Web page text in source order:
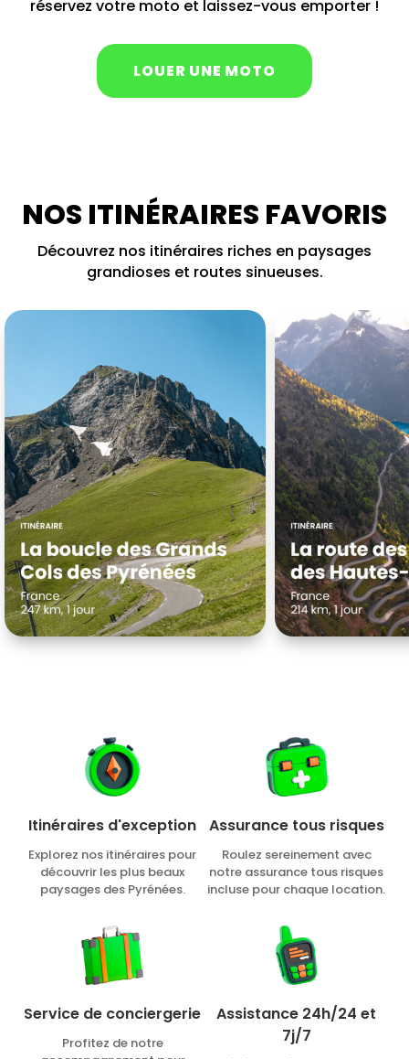
réservez votre moto et laissez-vous emporter !
LOUER UNE MOTO
NOS ITINÉRAIRES FAVORIS
Découvrez nos itinéraires riches en paysages
grandioses et routes sinueuses.
Itinéraires d'exception
Explorez nos itinéraires pour
découvrir les plus beaux
paysages des Pyrénées.
Assurance tous risques
Roulez sereinement avec
notre assurance tous risques
incluse pour chaque location.
Service de conciergerie
Profitez de notre
Assistance 24h/24 et
7j/7